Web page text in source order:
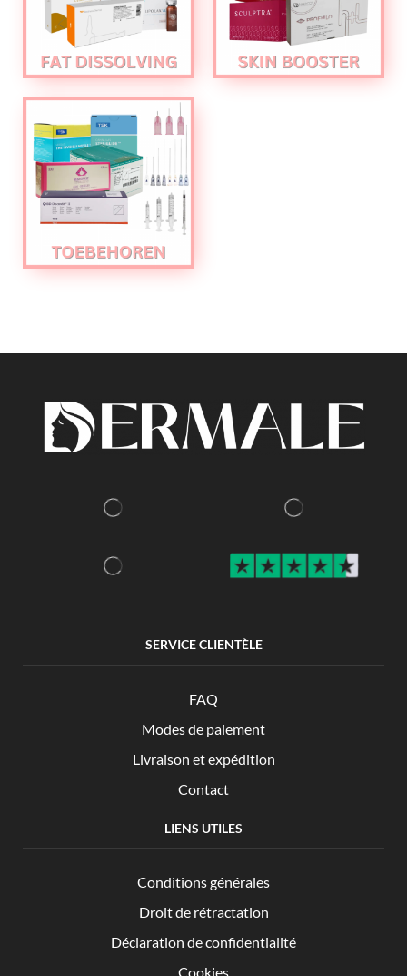
SERVICE CLIENTÈLE
FAQ
Modes de paiement
Livraison et expédition
Contact
LIENS UTILES
Conditions générales
Droit de rétractation
Déclaration de confidentialité
Cookies